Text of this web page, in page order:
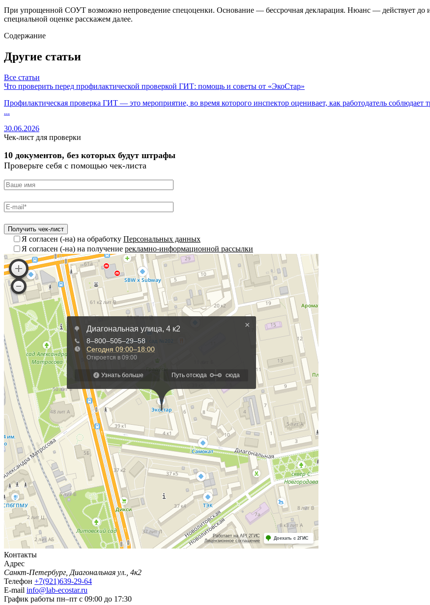
При упрощенной СОУТ возможно непроведение спецоценки. Основание — бессрочная декларация. Нюанс — действует до
специальной оценке расскажем далее.
Содержание
Другие статьи
Все статьи
Что проверить перед профилактической проверкой ГИТ: помощь и советы от «ЭкоСтар»
Профилактическая проверка ГИТ — это мероприятие, во время которого инспектор оценивает, как работодатель соблюдает
...
30.06.2026
Чек-лист для проверки
10 документов, без которых будут штрафы
Проверьте себя с помощью чек-листа
Я согласен (-на) на обработку Персональных данных
Я согласен (-на) на получение рекламно-информационной рассылки
Контакты
Адрес
Санкт-Петербург, Диагональная ул., 4к2
Телефон +7(921)639-29-64
E-mail info@lab-ecostar.ru
График работы пн–пт с 09:00 до 17:30